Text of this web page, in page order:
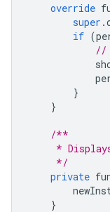
override
super .
if (
//
}
}
/**
* Displays a
*/
private
}